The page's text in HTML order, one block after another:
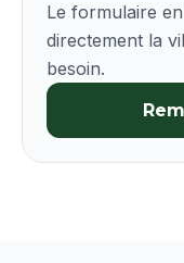
Le formulaire
directement la
besoin.